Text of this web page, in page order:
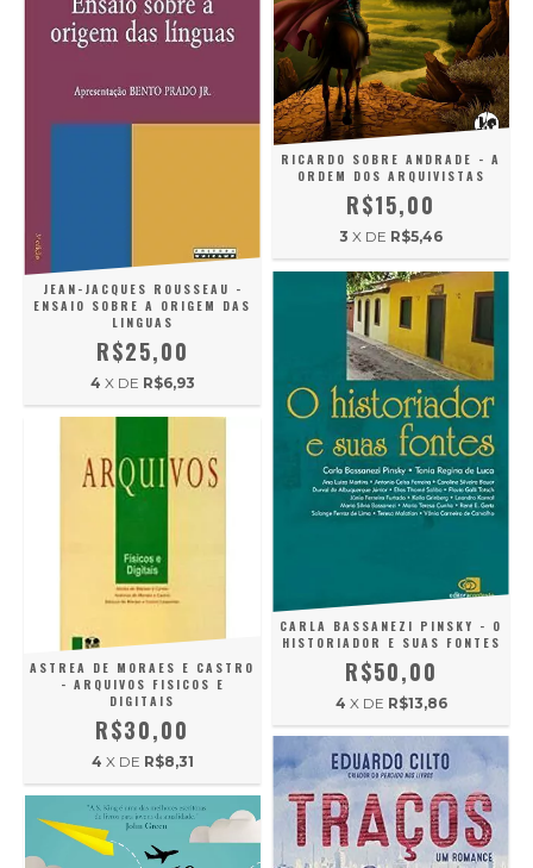
JEAN-JACQUES ROUSSEAU -
ENSAIO SOBRE A ORIGEM DAS
LINGUAS
R$25,00
4 X DE R$6,93
RICARDO SOBRE ANDRADE - A
ORDEM DOS ARQUIVISTAS
R$15,00
3 X DE R$5,46
ASTREA DE MORAES E CASTRO
- ARQUIVOS FISICOS E
DIGITAIS
R$30,00
4 X DE R$8,31
CARLA BASSANEZI PINSKY - O
HISTORIADOR E SUAS FONTES
R$50,00
4 X DE R$13,86